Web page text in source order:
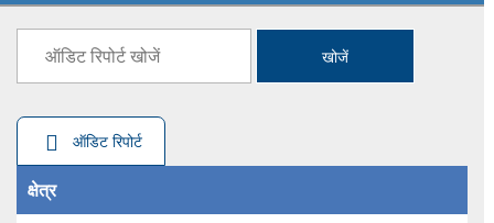
नियंत्रक एवं महालेखापरीक्षक का प्रति...
भारत के नियंत्रक एवं महालेखापरीक्षक का प्रतिवेदन मार्च 2023 को समाप्त
वर्ष 2023-24 के लिए राजकोषीय उत्तरदायित्व और बजट प्रबंधन अधिनियम,
2003 के अनुपालन पर भारत के नियंत्र...
मार्च 2023 को समाप्त अवधि के लिए प्रत्यक्ष करों पर भारत के नियंत्रक एवं
खोजें
ऑडिट रिपोर्ट
क्षेत्र